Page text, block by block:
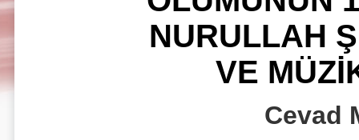
NURULLAH
VE
Cevad